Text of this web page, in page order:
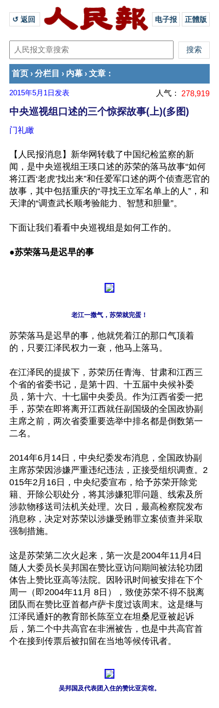
↺ 返回 电子报 正體版
首页 › 分栏目 › 内幕 › 文章 ：
2015年5月1日 发表 人气： 278,919
中央巡视组口述的三个惊探故事(上)(多图)
门礼瞰
【人民报消息】新华网转载了中国纪检监察的新
闻，是中央巡视组王瑛口述的苏荣的落马故事“如何
将江西‘老虎’找出来”和任爱军口述的两个侦查恶官的
故事，其中包括重庆的“寻找王立军名单上的人”，和
天津的“调查武长顺考验能力、智慧和胆量”。
下面让我们看看中央巡视组是如何工作的。
●苏荣落马是迟早的事
老江一撒气，苏荣就完蛋！
苏荣落马是迟早的事，他就凭着江的那口气顶着
的，只要江泽民权力一衰，他马上落马。
在江泽民的提拔下，苏荣历任青海、甘肃和江西三
个省的省委书记，是第十四、十五届中央候补委
员，第十六、十七届中央委员。作为江西省委一把
手，苏荣在即将离开江西就任副国级的全国政协副
主席之前，两次省委重要选举中排名都是倒数第一
二名。
2014年6月14日，中央纪委发布消息，全国政协副
主席苏荣因涉嫌严重违纪违法，正接受组织调查。2
015年2月16日，中央纪委宣布，给予苏荣开除党
籍、开除公职处分，将其涉嫌犯罪问题、线索及所
涉款物移送司法机关处理。次日，最高检察院发布
消息称，决定对苏荣以涉嫌受贿罪立案侦查并采取
强制措施。
这是苏荣第二次火起来，第一次是2004年11月4日
随人大委员长吴邦国在赞比亚访问期间被法轮功团
体告上赞比亚高等法院。因聆讯时间被安排在下个
周一（即2004年11月 8日），致使苏荣不得不脱离
团队而在赞比亚首都卢萨卡度过该周末。这是继与
江泽民通奸的教育部长陈至立在坦桑尼亚被起诉
后，第二个中共高官在非洲被告，也是中共高官首
个在接到传票后被扣留在当地等候传讯者。
吴邦国及代表团入住的赞比亚宾馆。